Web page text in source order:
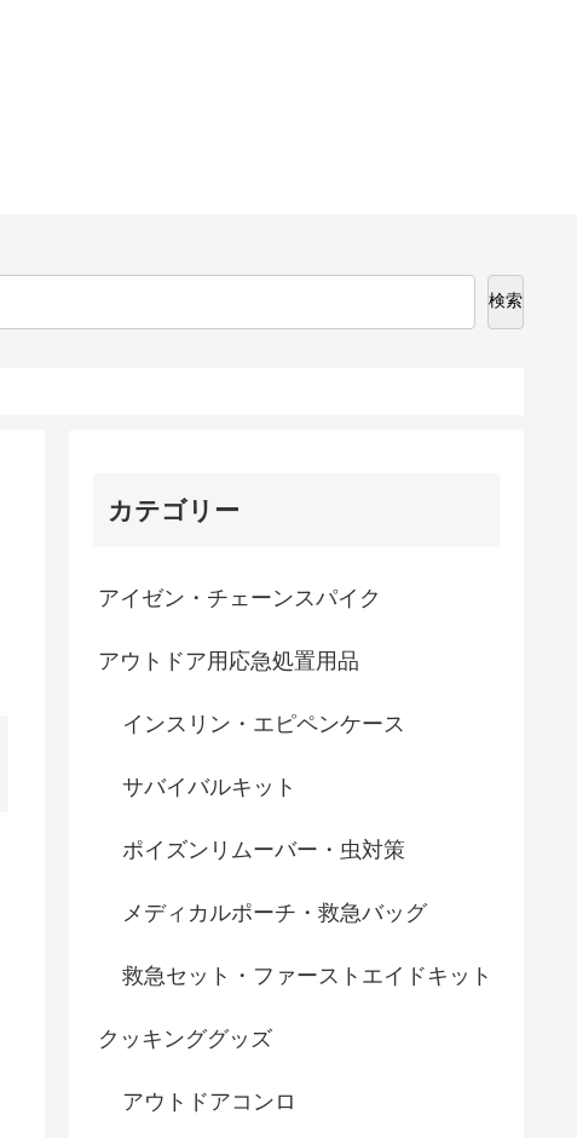
検索
カテゴリー
アイゼン・チェーンスパイク
アウトドア用応急処置用品
インスリン・エピペンケース
サバイバルキット
ポイズンリムーバー・虫対策
メディカルポーチ・救急バッグ
救急セット・ファーストエイドキット
クッキンググッズ
アウトドアコンロ